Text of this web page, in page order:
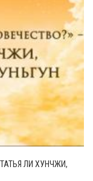
ЛИ ХУНЧЖИ,